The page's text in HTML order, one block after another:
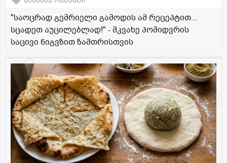
"საოცრად გემრიელი გამოდის ამ რეცეპტით...
სცადეთ აუცილებლად!" - მკვახე პომიდვრის
საცივი ნიგვზით ზამთრისთვის